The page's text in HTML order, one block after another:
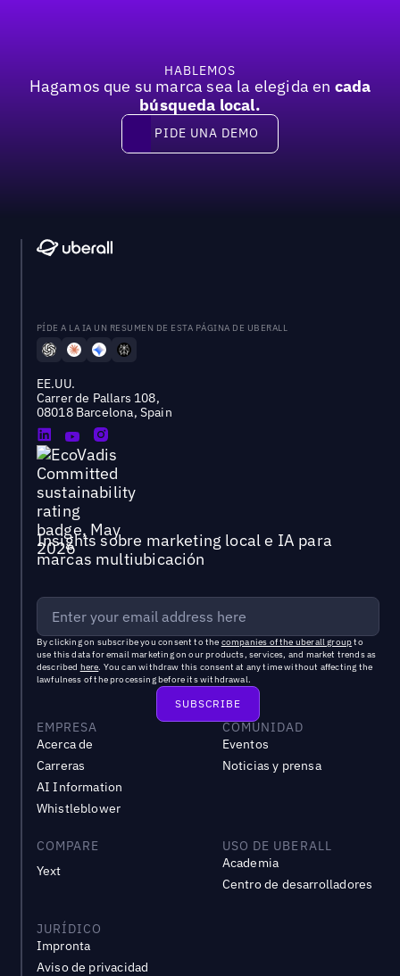
HABLEMOS
Hagamos que su marca sea la elegida en cada
búsqueda local.
Pide una demo
PIDE UNA DEMO
PÍDE A LA IA UN RESUMEN DE ESTA PÁGINA DE UBERALL
EE.UU.
Carrer de Pallars 108,
08018 Barcelona, Spain
Insights sobre marketing local e IA para
marcas multiubicación
By clicking on subscribe you consent to the companies of the uberall groupto
use this data for email marketing on our products, services, and market trends as
described here. You can withdraw this consent at any time without affecting the
lawfulness of the processing before its withdrawal.
EMPRESA
Acerca de
Carreras
AI Information
Whistleblower
COMUNIDAD
Eventos
Noticias y prensa
COMPARE
Yext
USO DE UBERALL
Academia
Centro de desarrolladores
JURÍDICO
Impronta
Aviso de privacidad